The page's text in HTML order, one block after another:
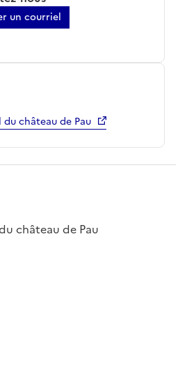
un courriel
du château de Pau
château de Pau